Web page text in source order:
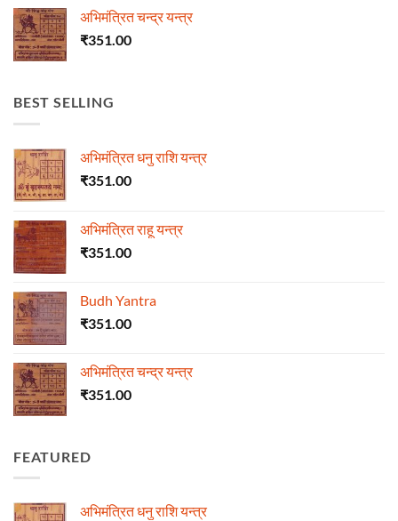
अभिमंत्रित चन्द्र यन्त्र
₹351.00
BEST SELLING
अभिमंत्रित धनु राशि यन्त्र
₹351.00
अभिमंत्रित राहू यन्त्र
₹351.00
Budh Yantra
₹351.00
अभिमंत्रित चन्द्र यन्त्र
₹351.00
FEATURED
अभिमंत्रित धनु राशि यन्त्र